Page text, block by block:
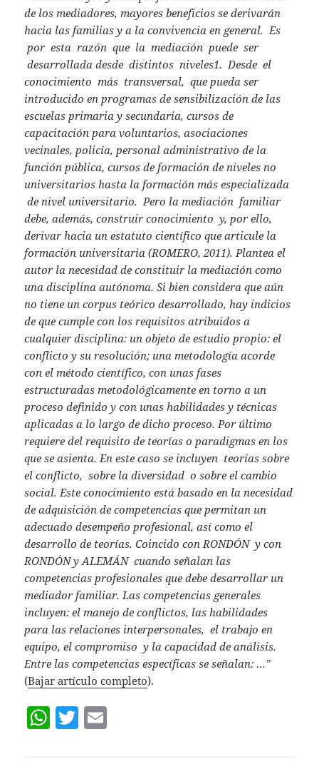
de los mediadores, mayores beneficios se derivarán
hacia las familias y a la convivencia en general. Es
por esta razón que la mediación puede ser
desarrollada desde distintos niveles1. Desde el
conocimiento más transversal, que pueda ser
introducido en programas de sensibilización de las
escuelas primaria y secundaria, cursos de
capacitación para voluntarios, asociaciones
vecinales, policía, personal administrativo de la
función pública, cursos de formación de niveles no
universitarios hasta la formación más especializada
de nivel universitario. Pero la mediación familiar
debe, además, construir conocimiento y, por ello,
derivar hacia un estatuto científico que articule la
formación universitaria (ROMERO, 2011). Plantea el
autor la necesidad de constituir la mediación como
una disciplina autónoma. Si bien considera que aún
no tiene un corpus teórico desarrollado, hay indicios
de que cumple con los requisitos atribuidos a
cualquier disciplina: un objeto de estudio propio: el
conflicto y su resolución; una metodología acorde
con el método científico, con unas fases
estructuradas metodológicamente en torno a un
proceso definido y con unas habilidades y técnicas
aplicadas a lo largo de dicho proceso. Por último
requiere del requisito de teorías o paradigmas en los
que se asienta. En este caso se incluyen teorías sobre
el conflicto, sobre la diversidad o sobre el cambio
social. Este conocimiento está basado en la necesidad
de adquisición de competencias que permitan un
adecuado desempeño profesional, así como el
desarrollo de teorías. Coincido con RONDÓN y con
RONDÓN y ALEMÁN cuando señalan las
competencias profesionales que debe desarrollar un
mediador familiar. Las competencias generales
incluyen: el manejo de conflictos, las habilidades
para las relaciones interpersonales, el trabajo en
equipo, el compromiso y la capacidad de análisis.
Entre las competencias específicas se señalan: …”
(Bajar artículo completo).
W T